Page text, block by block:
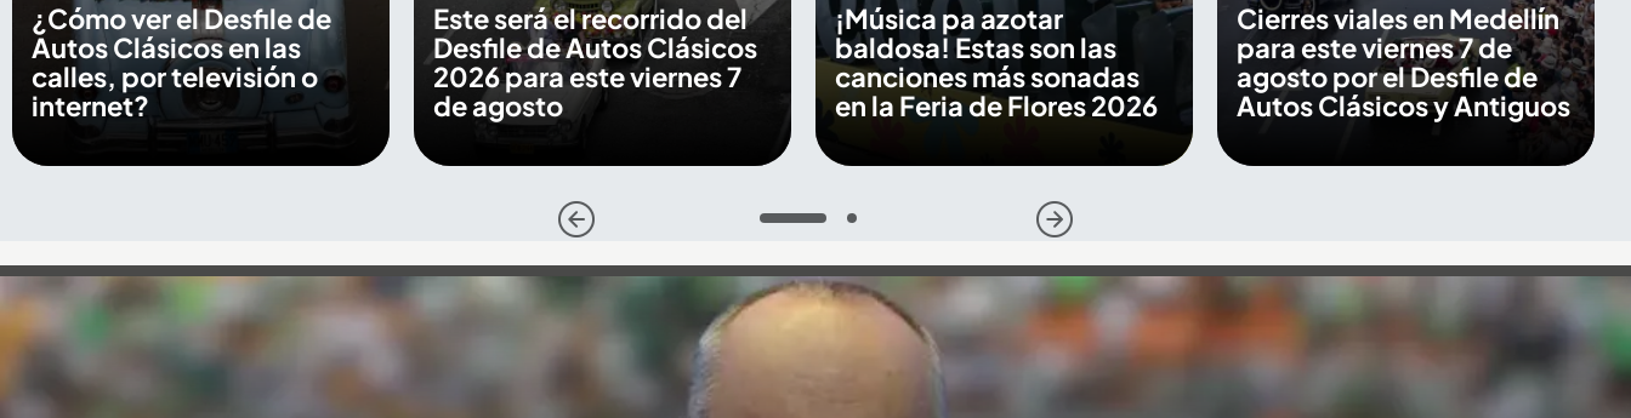
¿Cómo ver el Desfile de
Autos Clásicos en las
calles, por televisión o
internet?
Este será el recorrido del
Desfile de Autos Clásicos
2026 para este viernes 7
de agosto
¡Música pa azotar
baldosa! Estas son las
canciones más sonadas
en la Feria de Flores 2026
Cierres viales en Medellín
para este viernes 7 de
agosto por el Desfile de
Autos Clásicos y Antiguos
1 2